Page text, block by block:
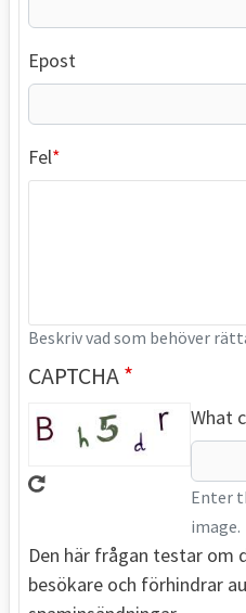
Epost
Fel
Beskriv vad som behöver
CAPTCHA
What
Enter
image.
Den här frågan testar om
besökare och förhindrar